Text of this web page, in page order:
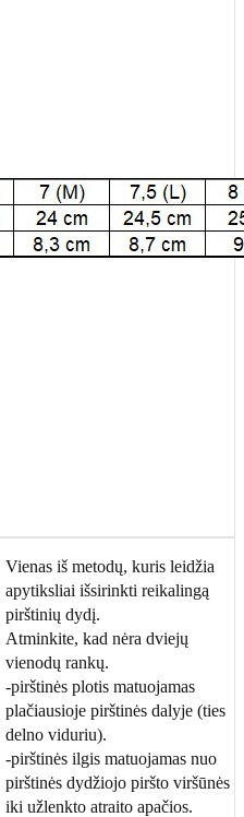
Vienas iš metodų, kuris leidžia
apytiksliai išsirinkti reikalingą
pirštinių dydį.
Atminkite, kad nėra dviejų
vienodų rankų.
-pirštinės plotis matuojamas
plačiausioje pirštinės dalyje (ties
delno viduriu).
-pirštinės ilgis matuojamas nuo
pirštinės dydžiojo piršto viršūnės
iki užlenkto atraito apačios.